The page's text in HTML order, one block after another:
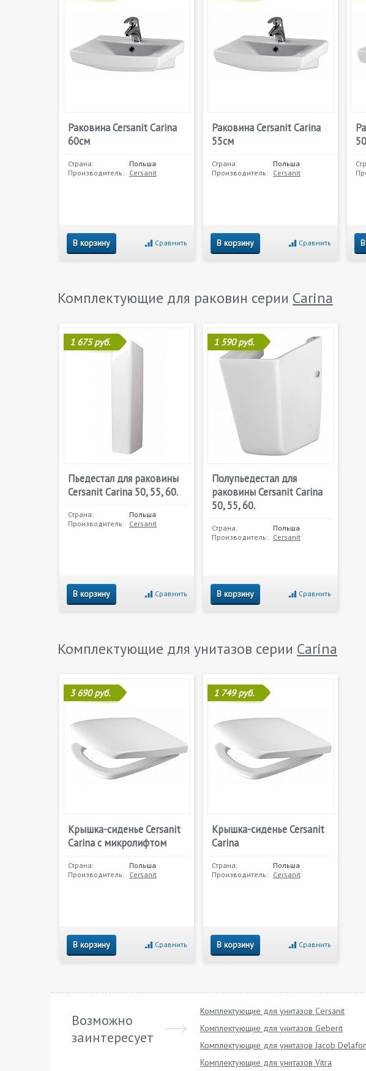
Раковина Cersanit Carina
60см
Страна:
Польша
Производитель: Cersanit
В корзину Сравнить
Раковина Cersanit Carina
55см
Страна:
Польша
Производитель: Cersanit
В корзину Сравнить
Комплектующие для раковин серии Carina
1 675 руб.
Пьедестал для раковины
Cersanit Carina 50, 55, 60.
Страна:
Польша
Производитель: Cersanit
В корзину Сравнить
1 590 руб.
Полупьедестал для
раковины Cersanit Carina
50, 55, 60.
Страна:
Польша
Производитель: Cersanit
В корзину Сравнить
Комплектующие для унитазов серии Carina
3 690 руб.
Крышка-сиденье Cersanit
Carina с микролифтом
Страна:
Польша
Производитель: Cersanit
В корзину Сравнить
1 749 руб.
Крышка-сиденье Cersanit
Carina
Страна:
Польша
Производитель: Cersanit
В корзину Сравнить
Возможно
заинтересует
Комплектующие для унитазов Cersanit
Комплектующие для унитазов Geberit
Комплектующие для унитазов Jacob Delafon
Комплектующие для унитазов Vitra